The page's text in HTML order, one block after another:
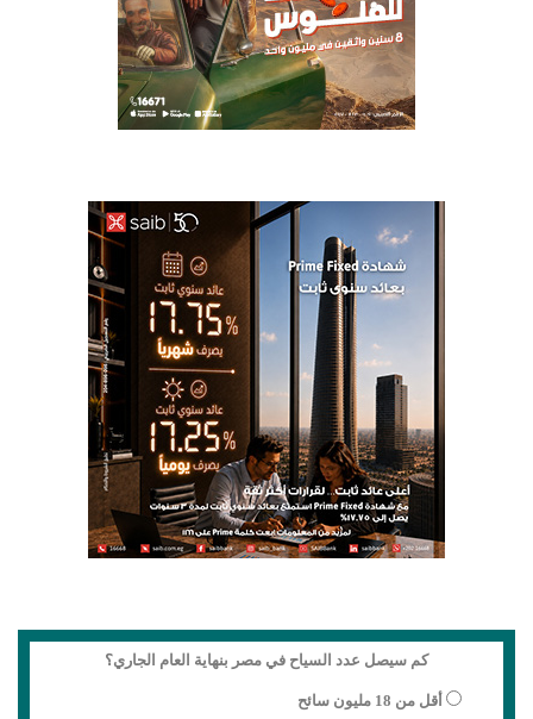
كم سيصل عدد السياح في مصر بنهاية العام الجاري؟
أقل من 18 مليون سائح